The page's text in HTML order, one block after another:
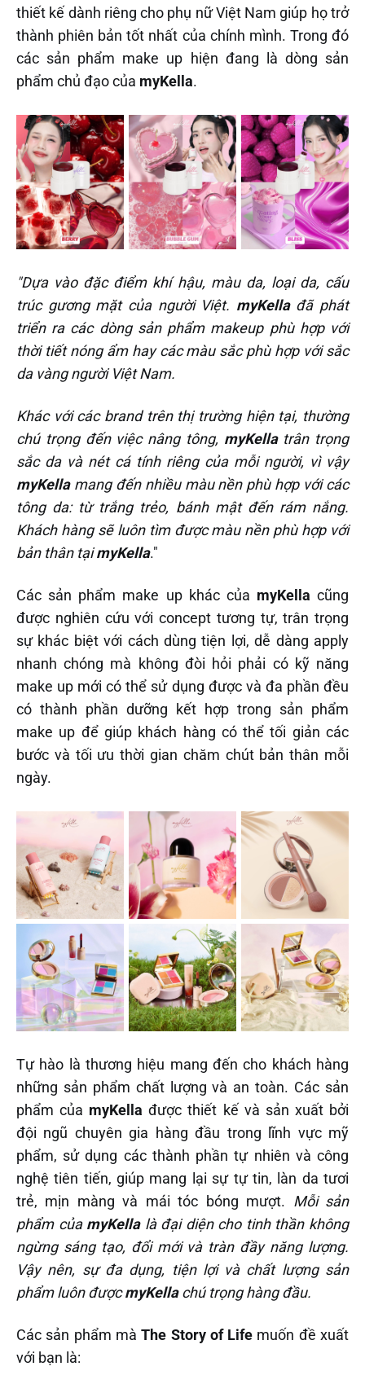
thiết kế dành riêng cho phụ nữ Việt Nam giúp họ trở
thành phiên bản tốt nhất của chính mình. Trong đó
các sản phẩm make up hiện đang là dòng sản
phẩm chủ đạo của myKella.
"Dựa vào đặc điểm khí hậu, màu da, loại da, cấu
trúc gương mặt của người Việt. myKellađã phát
triển ra các dòng sản phẩm makeup phù hợp với
thời tiết nóng ẩm hay các màu sắc phù hợp với sắc
da vàng người Việt Nam.
Khác với các brand trên thị trường hiện tại, thường
chú trọng đến việc nâng tông, myKellatrân trọng
sắc da và nét cá tính riêng của mỗi người, vì vậy
myKellamang đến nhiều màu nền phù hợp với các
tông da: từ trắng trẻo, bánh mật đến rám nắng.
Khách hàng sẽ luôn tìm được màu nền phù hợp với
bản thân tạimyKella."
Các sản phẩm make up khác của myKella cũng
được nghiên cứu với concept tương tự, trân trọng
sự khác biệt với cách dùng tiện lợi, dễ dàng apply
nhanh chóng mà không đòi hỏi phải có kỹ năng
make up mới có thể sử dụng được và đa phần đều
có thành phần dưỡng kết hợp trong sản phẩm
make up để giúp khách hàng có thể tối giản các
bước và tối ưu thời gian chăm chút bản thân mỗi
ngày.
Tự hào là thương hiệu mang đến cho khách hàng
những sản phẩm chất lượng và an toàn. Các sản
phẩm của myKella được thiết kế và sản xuất bởi
đội ngũ chuyên gia hàng đầu trong lĩnh vực mỹ
phẩm, sử dụng các thành phần tự nhiên và công
nghệ tiên tiến, giúp mang lại sự tự tin, làn da tươi
trẻ, mịn màng và mái tóc bóng mượt. Mỗi sản
phẩm của myKellalà đại diện cho tinh thần không
ngừng sáng tạo, đổi mới và tràn đầy năng lượng.
Vậy nên, sự đa dụng, tiện lợi và chất lượng sản
phẩm luôn đượcmyKellachú trọng hàng đầu.
Các sản phẩm màThe Story of Life muốn đề xuất
với bạn là: